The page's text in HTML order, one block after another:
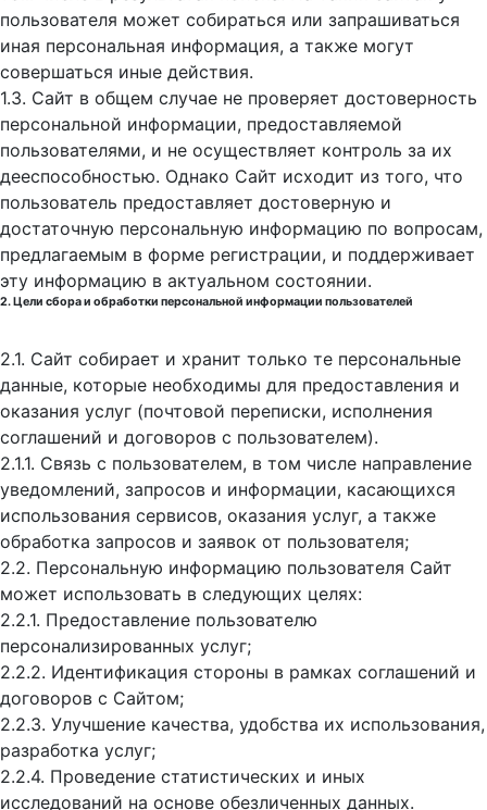
пользователя может собираться или запрашиваться
иная персональная информация, а также могут
совершаться иные действия.
1.3. Сайт в общем случае не проверяет достоверность
персональной информации, предоставляемой
пользователями, и не осуществляет контроль за их
дееспособностью. Однако Сайт исходит из того, что
пользователь предоставляет достоверную и
достаточную персональную информацию по вопросам,
предлагаемым в форме регистрации, и поддерживает
эту информацию в актуальном состоянии.
2. Цели сбора и обработки персональной информации пользователей
2.1. Сайт собирает и хранит только те персональные
данные, которые необходимы для предоставления и
оказания услуг (почтовой переписки, исполнения
соглашений и договоров с пользователем).
2.1.1. Связь с пользователем, в том числе направление
уведомлений, запросов и информации, касающихся
использования сервисов, оказания услуг, а также
обработка запросов и заявок от пользователя;
2.2. Персональную информацию пользователя Сайт
может использовать в следующих целях:
2.2.1. Предоставление пользователю
персонализированных услуг;
2.2.2. Идентификация стороны в рамках соглашений и
договоров с Сайтом;
2.2.3. Улучшение качества, удобства их использования,
разработка услуг;
2.2.4. Проведение статистических и иных
исследований на основе обезличенных данных.